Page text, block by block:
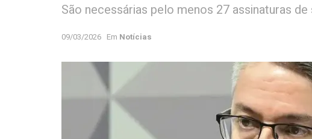
São necessárias pelo menos 27 assinaturas de
09/03/2026 Em Notícias